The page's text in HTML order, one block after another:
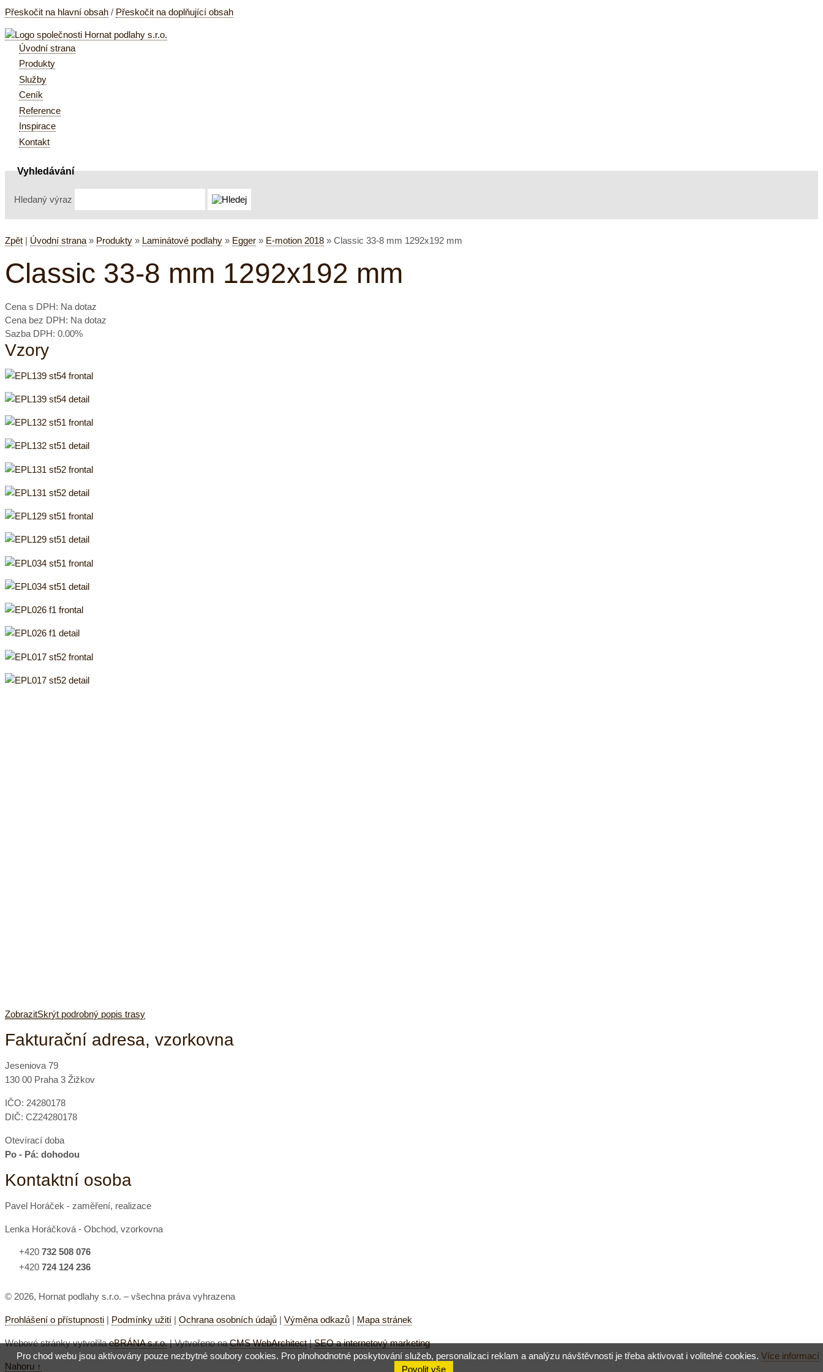
Přeskočit na hlavní obsah / Přeskočit na doplňující obsah
Úvodní strana
Produkty
Služby
Ceník
Reference
Inspirace
Kontakt
Vyhledávání
Hledaný výraz
Zpět | Úvodní strana » Produkty » Laminátové podlahy » Egger » E-motion 2018 » Classic 33-8 mm 1292x192 mm
Classic 33-8 mm 1292x192 mm
Cena s DPH: Na dotaz
Cena bez DPH: Na dotaz
Sazba DPH: 0.00%
Vzory
ZobrazitSkrýt podrobný popis trasy
Fakturační adresa, vzorkovna
Jeseniova 79
130 00 Praha 3 Žižkov
IČO: 24280178
DIČ: CZ24280178
Otevírací doba
Po - Pá: dohodou
Kontaktní osoba
Pavel Horáček - zaměření, realizace
Lenka Horáčková - Obchod, vzorkovna
+420 732 508 076
+420 724 124 236
© 2026, Hornat podlahy s.r.o. – všechna práva vyhrazena
Prohlášení o přístupnosti | Podmínky užití | Ochrana osobních údajů | Výměna odkazů | Mapa stránek
Webové stránky vytvořilaeBRÁNA s.r.o.| Vytvořeno naCMS WebArchitect|SEO a internetový marketing
Nahoru ↑
Pro chod webu jsou aktivovány pouze nezbytné soubory cookies. Pro plnohodnotné poskytování služeb, personalizaci reklam a analýzu návštěvnosti je třeba aktivovat i volitelné cookies. Více informací
Povolit vše